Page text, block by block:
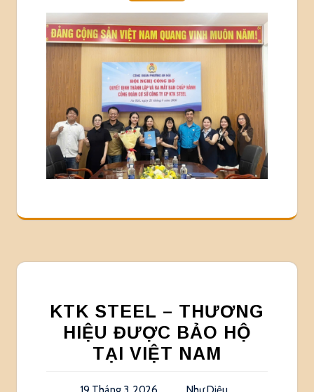
KTK STEEL – THƯƠNG
HIỆU ĐƯỢC BẢO HỘ
TẠI VIỆT NAM